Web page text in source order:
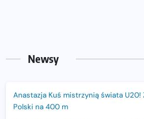
Newsy
Anastazja Kuś mistrzynią świata U20!
Polski na 400 m